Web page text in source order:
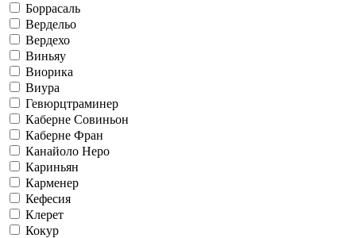
Боррасаль
Вердельо
Вердехо
Виньяу
Виорика
Виура
Гевюрцтраминер
Каберне Совиньон
Каберне Фран
Канайоло Неро
Кариньян
Карменер
Кефесия
Клерет
Кокур